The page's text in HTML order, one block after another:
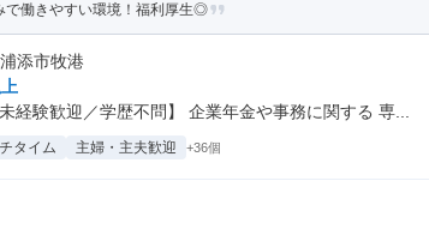
で働きやすい環境！福利厚生◎
添市牧港
経験歓迎／学歴不問】 企業年金や事務に関する 専...
タイム 主婦・主夫歓迎 +36個